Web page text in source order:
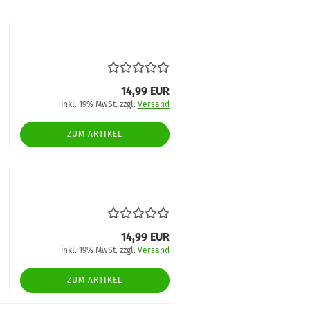
14,99 EUR
inkl. 19% MwSt. zzgl. Versand
ZUM ARTIKEL
14,99 EUR
inkl. 19% MwSt. zzgl. Versand
ZUM ARTIKEL